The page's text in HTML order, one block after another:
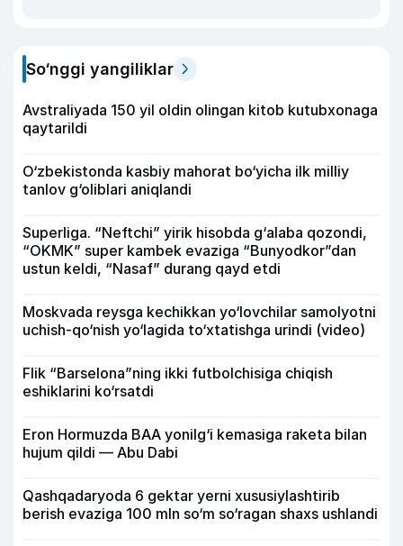
So‘nggi yangiliklar
Avstraliyada 150 yil oldin olingan kitob kutubxonaga
qaytarildi
O‘zbekistonda kasbiy mahorat bo‘yicha ilk milliy
tanlov g‘oliblari aniqlandi
Superliga. “Neftchi” yirik hisobda g‘alaba qozondi,
“OKMK” super kambek evaziga “Bunyodkor”dan
ustun keldi, “Nasaf” durang qayd etdi
Moskvada reysga kechikkan yo‘lovchilar samolyotni
uchish-qo‘nish yo‘lagida to‘xtatishga urindi (video)
Flik “Barselona”ning ikki futbolchisiga chiqish
eshiklarini ko‘rsatdi
Eron Hormuzda BAA yonilg‘i kemasiga raketa bilan
hujum qildi — Abu Dabi
Qashqadaryoda 6 gektar yerni xususiylashtirib
berish evaziga 100 mln so‘m so‘ragan shaxs ushlandi